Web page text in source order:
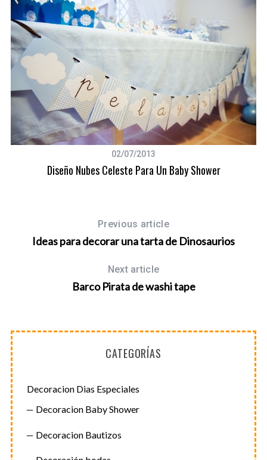
02/07/2013
Diseño Nubes Celeste Para Un Baby Shower
Previous article
Ideas para decorar una tarta de Dinosaurios
Next article
Barco Pirata de washi tape
CATEGORÍAS
Decoracion Dias Especiales
Decoracion Baby Shower
Decoracion Bautizos
r
h